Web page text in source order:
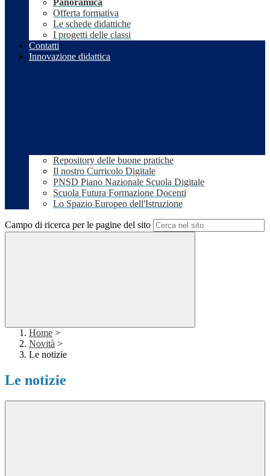
Panoramica
Offerta formativa
Le schede didattiche
I progetti delle classi
Contatti
Innovazione didattica
Repository delle buone pratiche
Il nostro Curricolo Digitale
PNSD Piano Nazionale Scuola Digitale
Scuola Futura Formazione Docenti
Lo Spazio Europeo dell'Istruzione
Campo di ricerca per le pagine del sito
Home >
Novità >
Le notizie
Le notizie